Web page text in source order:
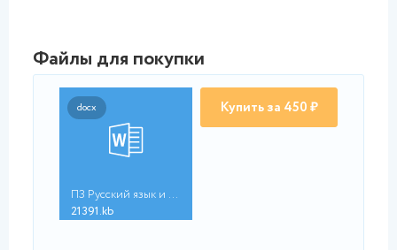
Файлы для покупки
docx
ПЗ Русский язык и ку...
21391.kb
Купить за 450 ₽